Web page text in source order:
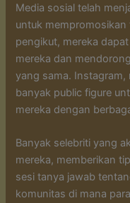
Media sosial telah
untuk mempromosikan
pengikut, mereka
mereka dan
yang sama. Instagram,
banyak public figure
mereka dengan
Banyak selebriti yang
mereka, memberikan
sesi tanya jawab
komunitas di mana